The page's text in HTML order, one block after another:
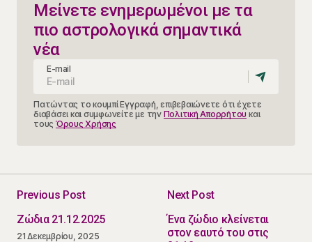
Μείνετε ενημερωμένοι με τα
πιο αστρολογικά σημαντικά
νέα
E-mail
Πατώντας το κουμπί Εγγραφή, επιβεβαιώνετε ότι έχετε
διαβάσει και συμφωνείτε με την Πολιτική Απορρήτου και
τους Όρους Χρήσης
Previous Post
Ζώδια 21.12.2025
21 Δεκεμβρίου, 2025
Next Post
Ένα ζώδιο κλείνεται
στον εαυτό του στις